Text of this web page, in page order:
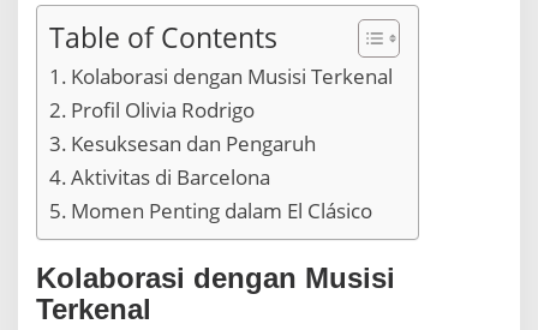
Table of Contents
Kolaborasi dengan Musisi Terkenal
Profil Olivia Rodrigo
Kesuksesan dan Pengaruh
Aktivitas di Barcelona
Momen Penting dalam El Clásico
Kolaborasi dengan Musisi
Terkenal